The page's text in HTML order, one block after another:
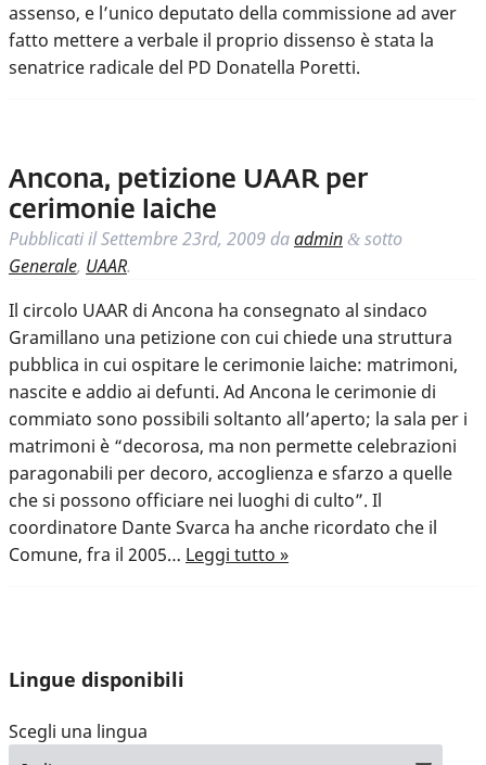
assenso, e l’unico deputato della commissione ad aver
fatto mettere a verbale il proprio dissenso è stata la
senatrice radicale del PD Donatella Poretti.
Ancona, petizione UAAR per
cerimonie laiche
Pubblicati ilSettembre 23rd, 2009 daadmin & sotto
Generale, UAAR.
Il circolo UAAR di Ancona ha consegnato al sindaco
Gramillano una petizione con cui chiede una struttura
pubblica in cui ospitare le cerimonie laiche: matrimoni,
nascite e addio ai defunti. Ad Ancona le cerimonie di
commiato sono possibili soltanto all’aperto; la sala per i
matrimoni è “decorosa, ma non permette celebrazioni
paragonabili per decoro, accoglienza e sfarzo a quelle
che si possono officiare nei luoghi di culto”. Il
coordinatore Dante Svarca ha anche ricordato che il
Comune, fra il 2005… Leggi tutto »
Lingue disponibili
Scegli una lingua